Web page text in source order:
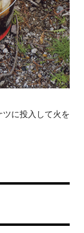
ツに投入して火を